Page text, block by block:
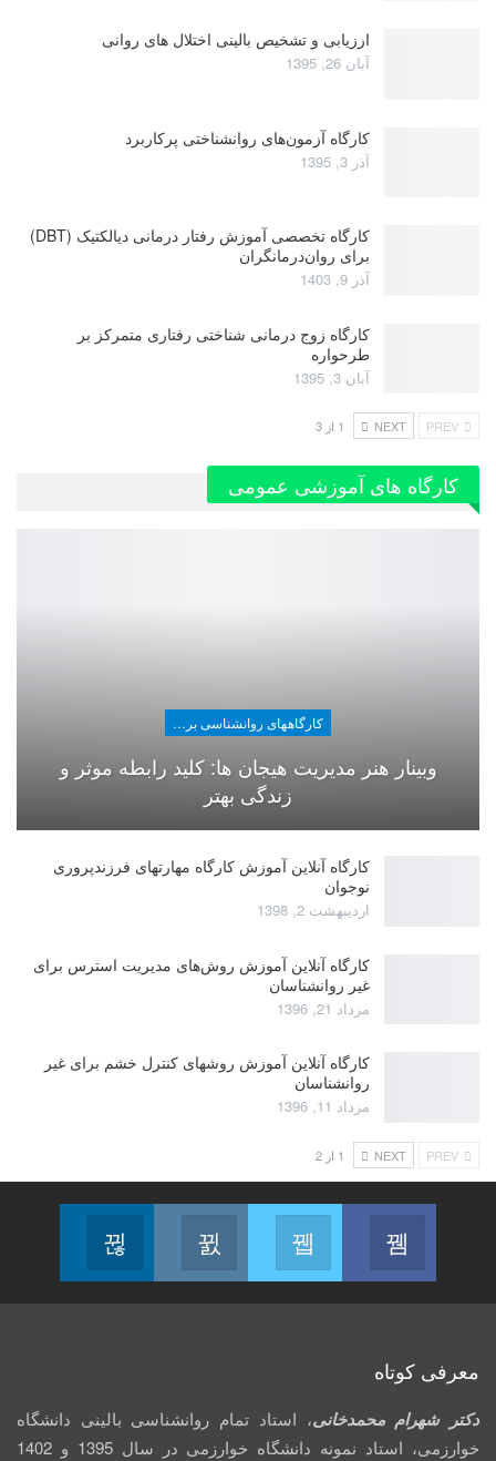
ارزیابی و تشخیص بالینی اختلال های روانی
آبان 26, 1395
کارگاه آزمون‌های روانشناختی پرکاربرد
آذر 3, 1395
کارگاه تخصصی آموزش رفتار درمانی دیالکتیک (DBT)
برای روان‌درمانگران
آذر 9, 1403
کارگاه زوج‌ درمانی شناختی رفتاری متمرکز بر
طرحواره
آبان 3, 1395
NEXT 1 از 3
کارگاه های آموزشی عمومی
کارگاههای روانشناسی برای عموم
وبینار هنر مدیریت هیجان ها: کلید رابطه موثر و
زندگی بهتر
کارگاه آنلاین آموزش کارگاه مهارتهای فرزندپروری
نوجوان
اردیبهشت 2, 1398
کارگاه آنلاین آموزش روش‌های مدیریت استرس برای
غیر روانشناسان
مرداد 21, 1396
کارگاه آنلاین آموزش روشهای کنترل خشم برای غیر
روانشناسان
مرداد 11, 1396
NEXT 1 از 2
Facebook
Join us on Facebook
Twitter
Join us on Twitter
Instagram
Join us on Instagram
معرفی کوتاه
دکتر شهرام محمدخانی، استاد تمام روانشناسی بالینی دانشگاه
خوارزمی، استاد نمونه دانشگاه خوارزمی در سال 1395 و 1402